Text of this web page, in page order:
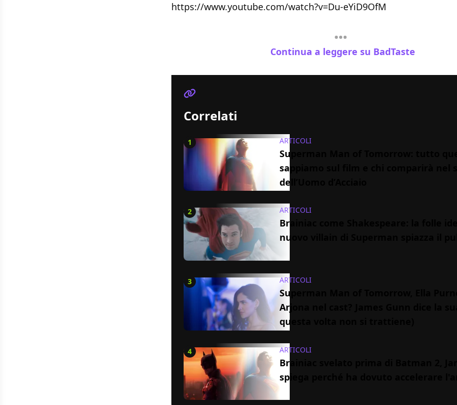
https://www.youtube.com/watch?v=Du-eYiD9OfM
Continua a leggere su BadTaste
Correlati
1 ARTICOLI
Superman Man of Tomorrow: tutto
sappiamo sul film e chi comparirà nel
dell’Uomo d’Acciaio
2 ARTICOLI
Brainiac come Shakespeare: la folle
nuovo villain di Superman spiazza il
3 ARTICOLI
Superman Man of Tomorrow, Ella
Arjona nel cast? James Gunn dice la
questa volta non si trattiene)
4 ARTICOLI
Brainiac svelato prima di Batman 2,
spiega perché ha dovuto accelerare